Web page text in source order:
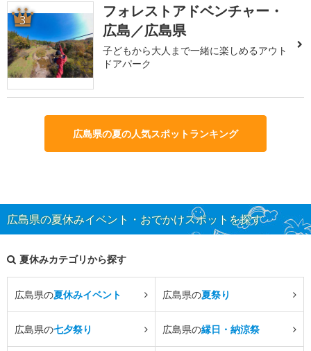
3
フォレストアドベンチャー・
広島／広島県
子どもから大人まで一緒に楽しめるアウト
ドアパーク
広島県の夏の人気スポットランキング
広島県の夏休みイベント・おでかけスポットを探す
夏休みカテゴリから探す
広島県の夏休みイベント 広島県の夏祭り
広島県の七夕祭り 広島県の縁日・納涼祭